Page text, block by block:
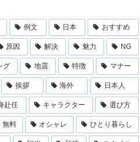
例文 日本 おすすめ
原因 解決 魅力 NG
グ 地震 特徴 マナー
挨拶 海外 日本人
赴任 キャラクター 選び方
無料 オシャレ ひとり暮らし